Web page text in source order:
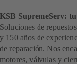
KSB SupremeServ:
Soluciones de
y 150 años de
de reparación. Nos
motores, válvulas y